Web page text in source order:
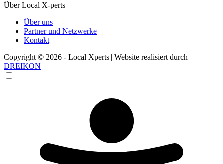
Über Local X-perts
Über uns
Partner und Netzwerke
Kontakt
Copyright © 2026 - Local Xperts | Website realisiert durch
DREIKON